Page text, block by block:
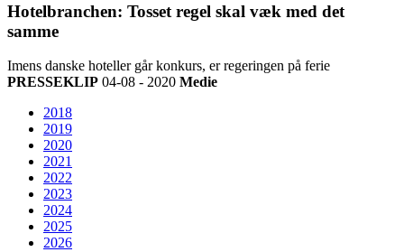
Hotelbranchen: Tosset regel skal væk med det
samme
Imens danske hoteller går konkurs, er regeringen på ferie
PRESSEKLIP 04-08 - 2020 Medie
2018
2019
2020
2021
2022
2023
2024
2025
2026